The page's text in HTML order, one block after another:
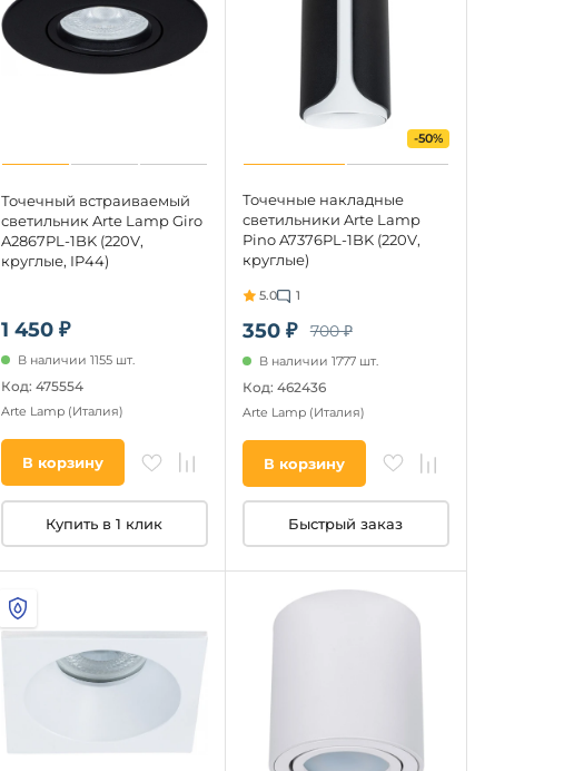
1 450 ₽
Точечный встраиваемый
светильник Arte Lamp Giro
A2867PL-1BK (220V,
круглые, IP44)
В наличии 1155 шт.
Код: 475554
Arte Lamp (Италия)
В корзину
Купить в 1 клик
350 ₽ 700 ₽
-50%
Точечные накладные
светильники Arte Lamp
Pino A7376PL-1BK (220V,
круглые)
5.0 1
В наличии 1777 шт.
Код: 462436
Arte Lamp (Италия)
В корзину
Быстрый заказ